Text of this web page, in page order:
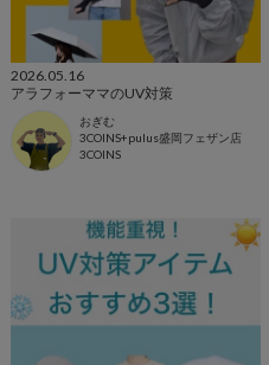
2026.05.16
アラフォーママのUV対策
おぎむ
3COINS+pulus盛岡フェザン店
3COINS